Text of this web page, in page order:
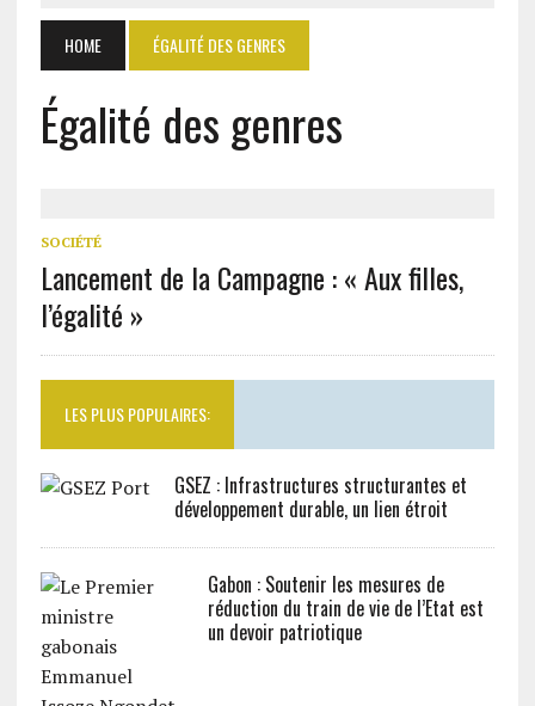
HOME ÉGALITÉ DES GENRES
Égalité des genres
SOCIÉTÉ
Lancement de la Campagne : « Aux filles,
l’égalité »
LES PLUS POPULAIRES:
GSEZ : Infrastructures structurantes et
développement durable, un lien étroit
Gabon : Soutenir les mesures de
réduction du train de vie de l’Etat est
un devoir patriotique